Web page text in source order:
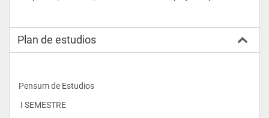
Plan de estudios
Pensum de Estudios
I SEMESTRE